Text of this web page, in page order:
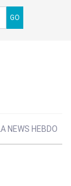
GO
LA NEWS HEBDO